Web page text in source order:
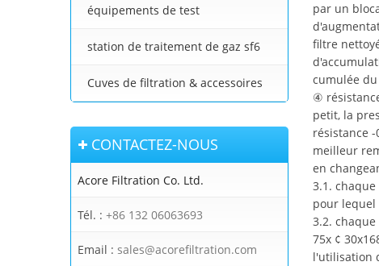
équipements de test
station de traitement de gaz sf6
Cuves de filtration & accessoires
CONTACTEZ-NOUS
Acore Filtration Co. Ltd.
Tél. : +86 132 06063693
Email : sales@acorefiltration.com
par un
filtre
cumulée
④
petit, la
résistance
meilleur
en
3.1.
pour lequel
3.2.
75x ¢
l'utilisation